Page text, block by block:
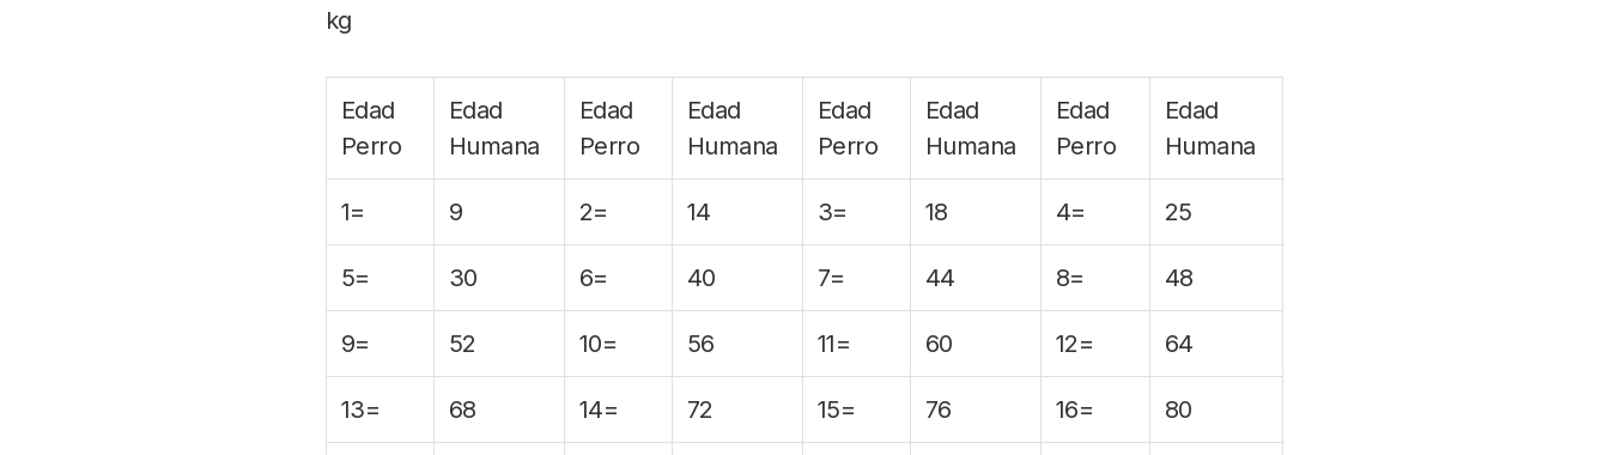
kg
Edad
Perro
Edad
Humana
Edad
Perro
Edad
Humana
Edad
Perro
Edad
Humana
Edad
Perro
Edad
Humana
1= 9 2= 14 3= 18 4= 25
5= 30 6= 40 7= 44 8= 48
9= 52 10= 56 11= 60 12= 64
13= 68 14= 72 15= 76 16= 80